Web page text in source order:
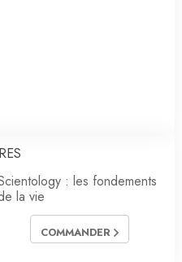
: les fondements
la vie
COMMANDER